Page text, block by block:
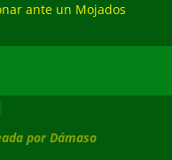
ante un Mojados
por Dámaso